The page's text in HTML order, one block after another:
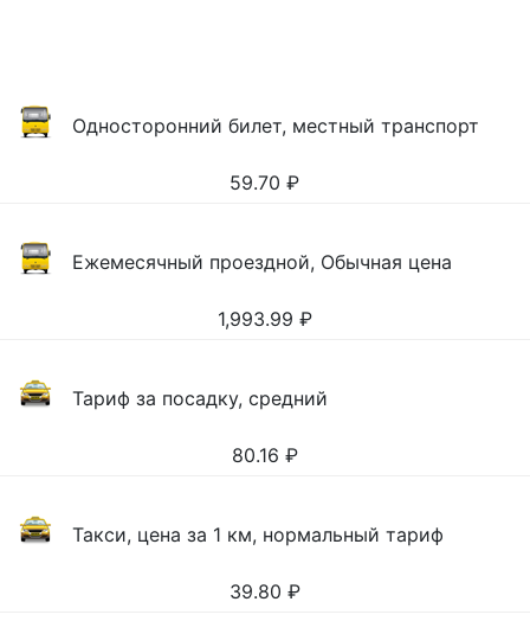
Односторонний билет, местный транспорт
59.70 ₽
Ежемесячный проездной, Обычная цена
1,993.99 ₽
Тариф за посадку, средний
80.16 ₽
Такси, цена за 1 км, нормальный тариф
39.80 ₽